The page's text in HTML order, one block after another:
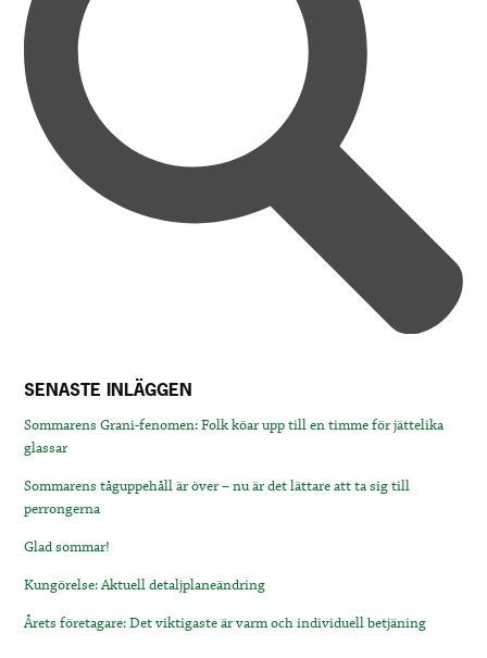
SENASTE INLÄGGEN
Sommarens Grani-fenomen: Folk köar upp till en timme för jättelika
glassar
Sommarens tåguppehåll är över – nu är det lättare att ta sig till
perrongerna
Glad sommar!
Kungörelse: Aktuell detaljplaneändring
Årets företagare: Det viktigaste är varm och individuell betjäning